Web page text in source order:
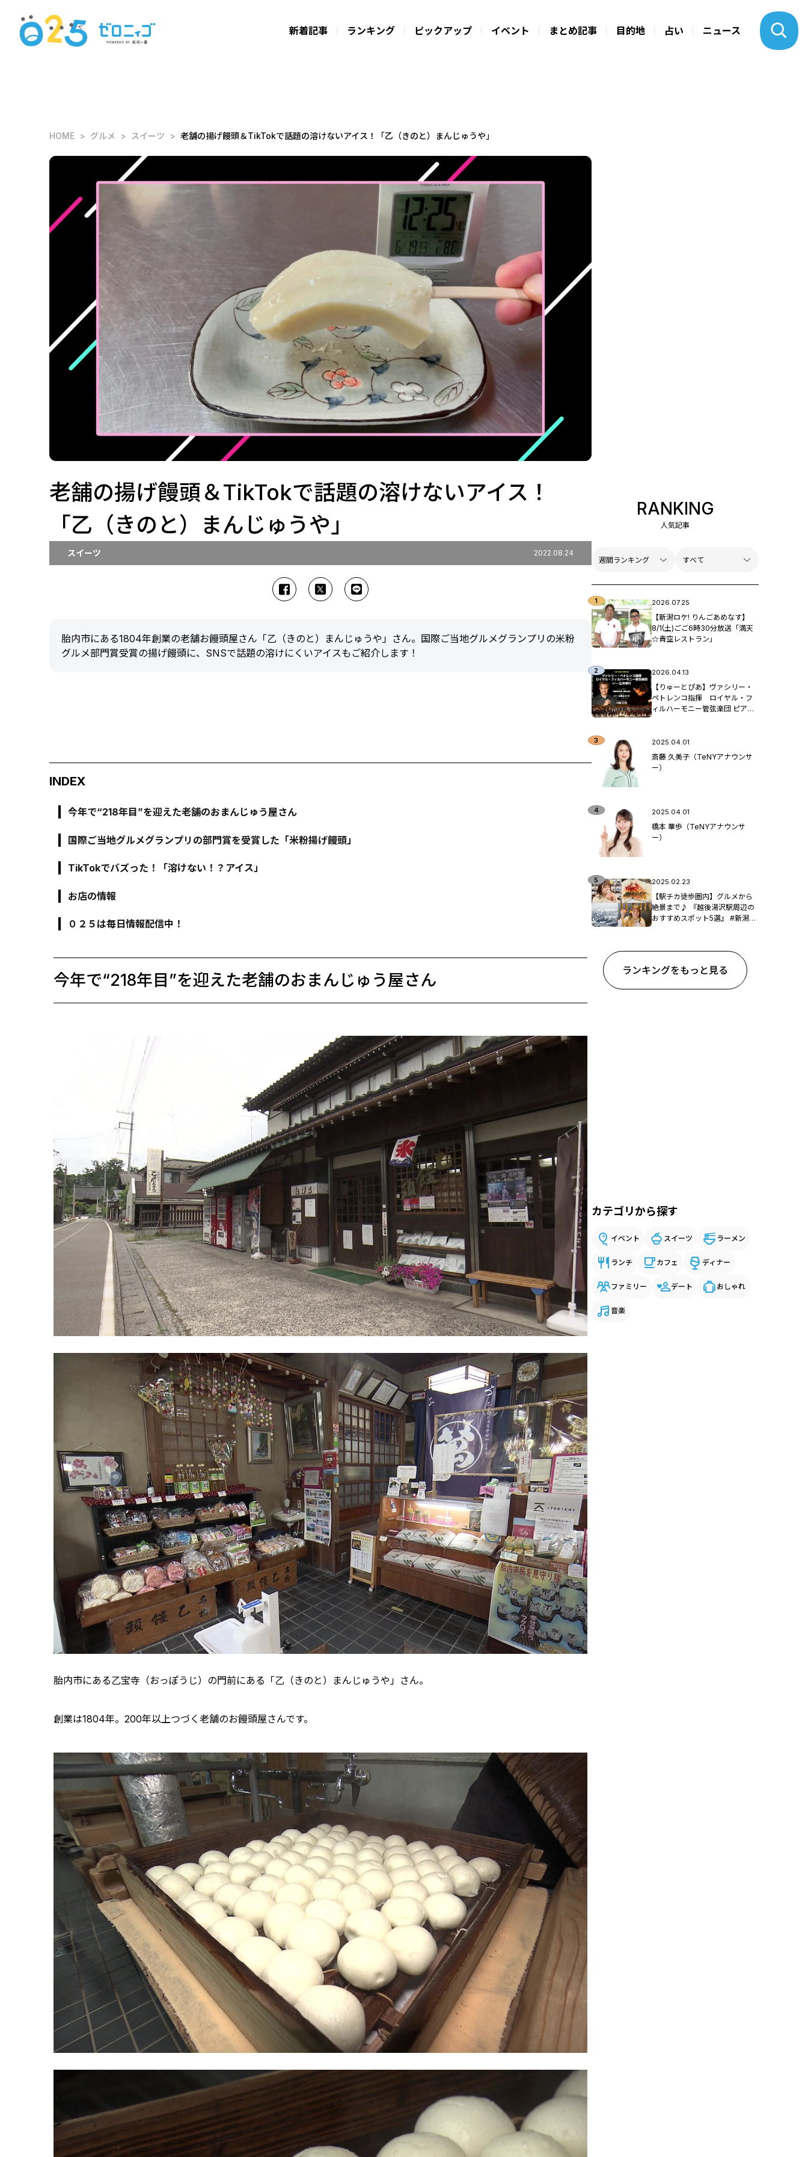
新着記事 ランキング ピックアップ イベント まとめ記事 目的地 占い ニュース
HOME グルメ スイーツ 老舗の揚げ饅頭＆TikTokで話題の溶けないアイス！「乙（きのと）まんじゅうや」
老舗の揚げ饅頭＆TikTokで話題の溶けないアイス！
「乙（きのと）まんじゅうや」
スイーツ 2022.08.24
胎内市にある1804年創業の老舗お饅頭屋さん「乙（きのと）まんじゅうや」さん。国際ご当地グルメグランプリの米粉
グルメ部門賞受賞の揚げ饅頭に、SNSで話題の溶けにくいアイスもご紹介します！
INDEX
今年で“218年目”を迎えた老舗のおまんじゅう屋さん
国際ご当地グルメグランプリの部門賞を受賞した「米粉揚げ饅頭」
TikTokでバズった！「溶けない！？アイス」
お店の情報
０２５は毎日情報配信中！
今年で“218年目”を迎えた老舗のおまんじゅう屋さん
胎内市にある乙宝寺（おっぽうじ）の門前にある「乙（きのと）まんじゅうや」さん。
創業は1804年。200年以上つづく老舗のお饅頭屋さんです。
RANKING
人気記事
2026.07.25
【新潟ロケ! りんごあめなす】
8/1(土)ごご6時30分放送「満天
☆青空レストラン」
2026.04.13
【りゅーとぴあ】ヴァシリー・
ペトレンコ指揮 ロイヤル・フ
ィルハーモニー管弦楽団 ピア
2025.04.01
斎藤 久美子（TeNYアナウンサ
ー）
2025.04.01
橋本 華歩（TeNYアナウンサ
ー）
2025.02.23
【駅チカ徒歩圏内】グルメから
絶景まで♪ 『越後湯沢駅周辺の
おすすめスポット5選』 #新潟観
ランキングをもっと見る
カテゴリから探す
イベント スイーツ ラーメン
ランチ カフェ ディナー
ファミリー デート おしゃれ
音楽